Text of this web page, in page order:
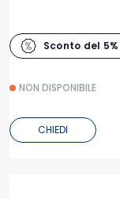
Sconto del 5%
NON DISPONIBILE
CHIEDI